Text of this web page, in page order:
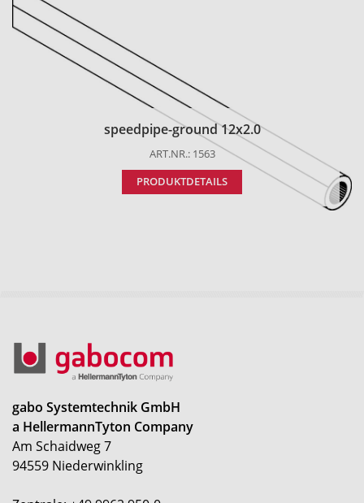
speedpipe-ground 12x2.0
ART.NR.: 1563
PRODUKTDETAILS
gabo Systemtechnik GmbH
a HellermannTyton Company
Am Schaidweg 7
94559 Niederwinkling